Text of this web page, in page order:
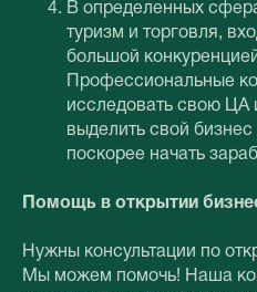
В определенных
туризм и торговля,
большой
Профессиональные
исследовать свою ЦА
выделить свой бизнес
поскорее начать
Помощь в открытии
Нужны консультации по
Мы можем помочь! Наша